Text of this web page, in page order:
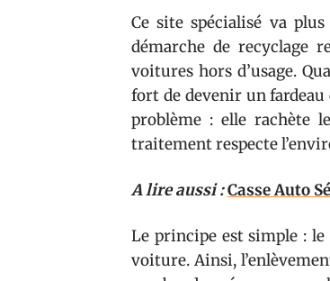
Ce site spécialisé va
démarche de recyclage
voitures hors d’usage.
fort de devenir un fardeau
problème : elle rachète
traitement respecte
A lire aussi :Casse Auto
Le principe est simple :
voiture. Ainsi,